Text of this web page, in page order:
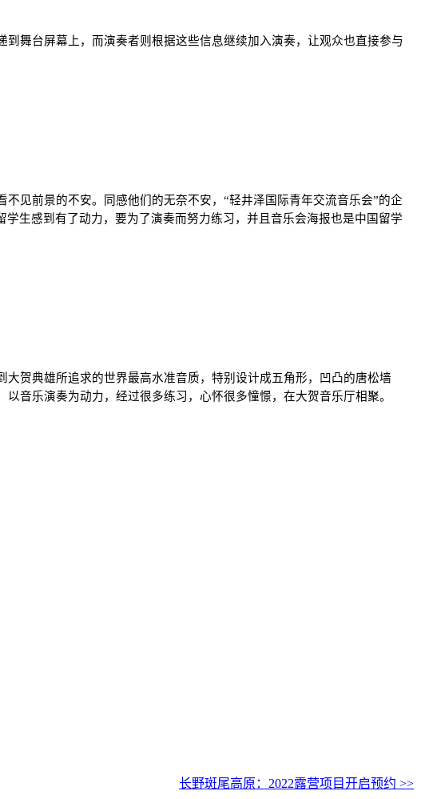
舞台屏幕上，而演奏者则根据这些信息继续加入演奏，让观众也直接参与
见前景的不安。同感他们的无奈不安，“轻井泽国际青年交流音乐会”的企
生感到有了动力，要为了演奏而努力练习，并且音乐会海报也是中国留学
贺典雄所追求的世界最高水准音质，特别设计成五角形，凹凸的唐松墙
音乐演奏为动力，经过很多练习，心怀很多憧憬，在大贺音乐厅相聚。
长野斑尾高原：2022露营项目开启预约 >>